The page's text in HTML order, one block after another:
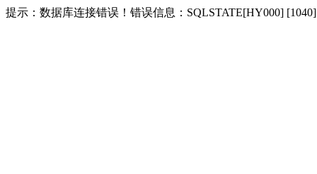
提示：数据库连接错误！错误信息：SQLSTATE[HY000] [1040]